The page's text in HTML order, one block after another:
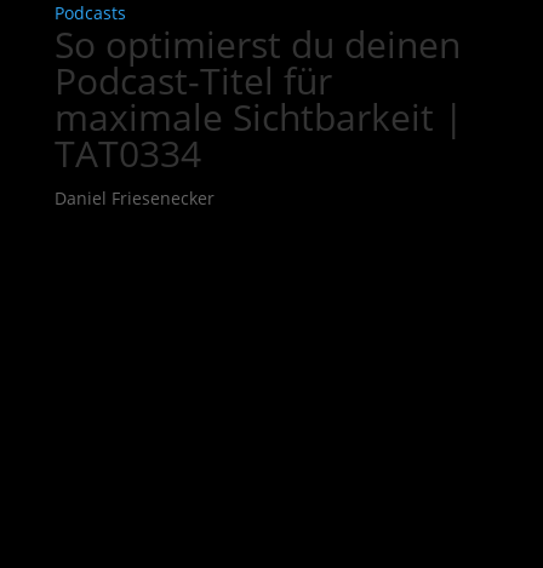
Podcasts
So optimierst du deinen
Podcast-Titel für
maximale Sichtbarkeit |
TAT0334
Daniel Friesenecker